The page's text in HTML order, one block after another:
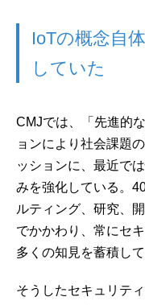
IoTの概念自
していた
CMJでは、「先進的
ョンにより社会課題
ッションに、最近で
みを強化している。
ルティング、研究、
でかかわり、常にセ
多くの知見を蓄積して
そうしたセキュリテ